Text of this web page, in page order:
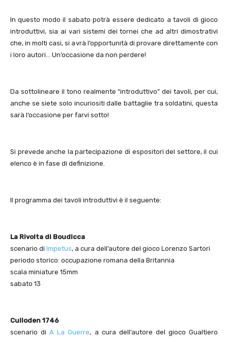
In questo modo il sabato potrà essere dedicato a tavoli di gioco
introduttivi, sia ai vari sistemi dei tornei che ad altri dimostrativi
che, in molti casi, si avrà l’opportunità di provare direttamente con
i loro autori… Un’occasione da non perdere!
Da sottolineare il tono realmente “introduttivo” dei tavoli, per cui,
anche se siete solo incuriositi dalle battaglie tra soldatini, questa
sarà l’occasione per farvi sotto!
Si prevede anche la partecipazione di espositori del settore, il cui
elenco è in fase di definizione.
Il programma dei tavoli introduttivi è il seguente:
La Rivolta di Boudicca
scenario di Impetus, a cura dell’autore del gioco Lorenzo Sartori
periodo storico: occupazione romana della Britannia
scala miniature 15mm
sabato 13
Culloden 1746
scenario diA La Guerre, a cura dell’autore del gioco Gualtiero